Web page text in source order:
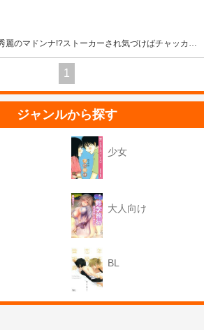
のマドンナ!?ストーカーされ気づけばチャッカ …
1
ジャンルから探す
少女
大人向け
BL